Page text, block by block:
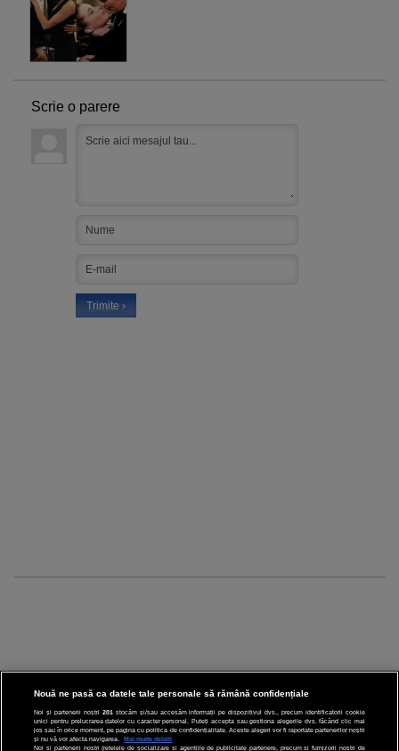
Scrie o parere
CINEMA
Nouă ne pasă ca datele tale personale să rămână confidențiale
Noi și partenerii noștri 201 stocăm și/sau accesăm informații pe dispozitivul dvs., precum identificatorii cookie
unici pentru prelucrarea datelor cu caracter personal. Puteți accepta sau gestiona alegerile dvs. făcând clic mai
jos sau în orice moment, pe pagina cu politica de confidențialitate. Aceste alegeri vor fi raportate partenerilor noștri
și nu vă vor afecta navigarea.
Mai multe detalii
Noi si partenerii nostri (retelele de socializare si agentiile de publicitate partenere, precum si furnizorii nostri de